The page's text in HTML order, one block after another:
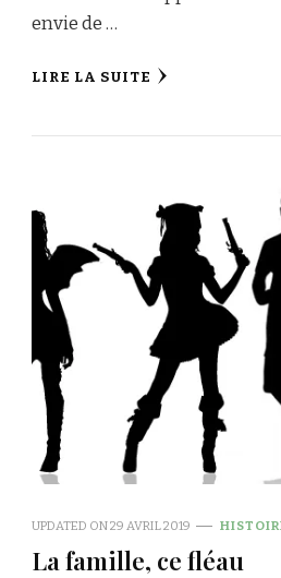
envie de …
LIRE LA SUITE
UPDATED ON29 AVRIL 2019
La famille, ce fléau